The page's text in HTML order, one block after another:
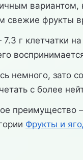
свежие фрукты
г клетчатки на
немного, зато
с более
преимущество
Фрукты и